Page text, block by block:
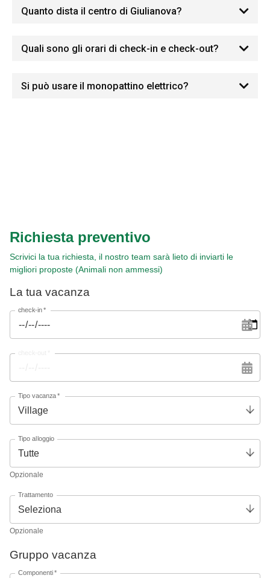
Quanto dista il centro di Giulianova?
Quali sono gli orari di check-in e check-out?
Si può usare il monopattino elettrico?